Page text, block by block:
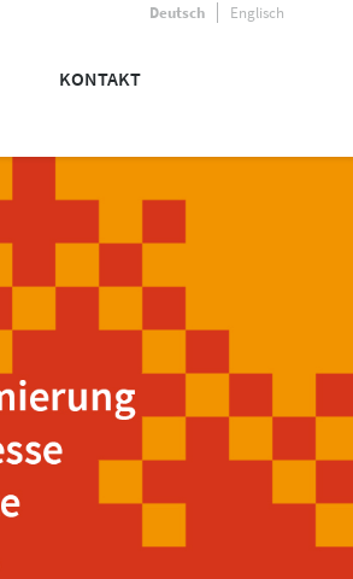
Deutsch Englisch
KONTAKT